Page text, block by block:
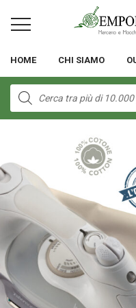
HOME CHI SIAMO
Products
search